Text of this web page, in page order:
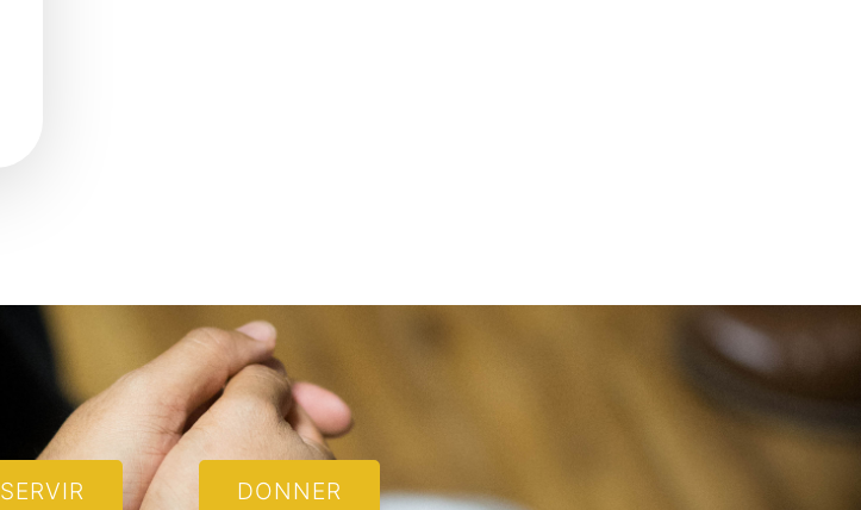
SERVIR DONNER